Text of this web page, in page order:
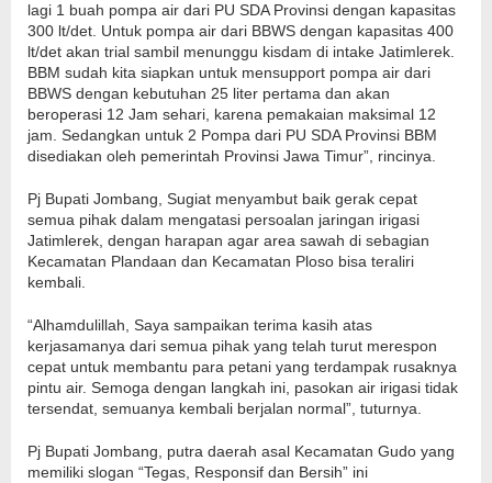
lagi 1 buah pompa air dari PU SDA Provinsi dengan kapasitas
300 lt/det. Untuk pompa air dari BBWS dengan kapasitas 400
lt/det akan trial sambil menunggu kisdam di intake Jatimlerek.
BBM sudah kita siapkan untuk mensupport pompa air dari
BBWS dengan kebutuhan 25 liter pertama dan akan
beroperasi 12 Jam sehari, karena pemakaian maksimal 12
jam. Sedangkan untuk 2 Pompa dari PU SDA Provinsi BBM
disediakan oleh pemerintah Provinsi Jawa Timur”, rincinya.
Pj Bupati Jombang, Sugiat menyambut baik gerak cepat
semua pihak dalam mengatasi persoalan jaringan irigasi
Jatimlerek, dengan harapan agar area sawah di sebagian
Kecamatan Plandaan dan Kecamatan Ploso bisa teraliri
kembali.
“Alhamdulillah, Saya sampaikan terima kasih atas
kerjasamanya dari semua pihak yang telah turut merespon
cepat untuk membantu para petani yang terdampak rusaknya
pintu air. Semoga dengan langkah ini, pasokan air irigasi tidak
tersendat, semuanya kembali berjalan normal”, tuturnya.
Pj Bupati Jombang, putra daerah asal Kecamatan Gudo yang
memiliki slogan “Tegas, Responsif dan Bersih” ini